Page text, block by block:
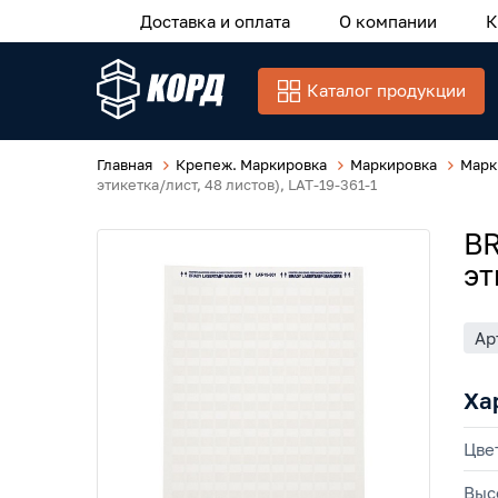
Доставка и оплата О компании
Каталог продукции
Главная Крепеж. Маркировка Маркировка
этикетка/лист, 48 листов), LAT-19-361-1